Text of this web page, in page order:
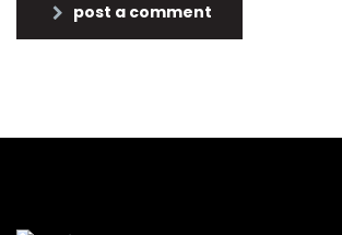
post a comment